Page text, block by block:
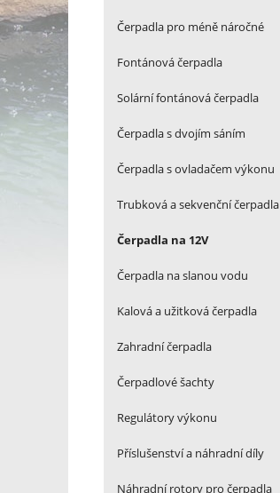
Čerpadla pro méně náročné
Fontánová čerpadla
Solární fontánová čerpadla
Čerpadla s dvojím sáním
Čerpadla s ovladačem výkonu
Trubková a sekvenční čerpadla
Čerpadla na 12V
Čerpadla na slanou vodu
Kalová a užitková čerpadla
Zahradní čerpadla
Čerpadlové šachty
Regulátory výkonu
Příslušenství a náhradní díly
Náhradní rotory pro čerpadla